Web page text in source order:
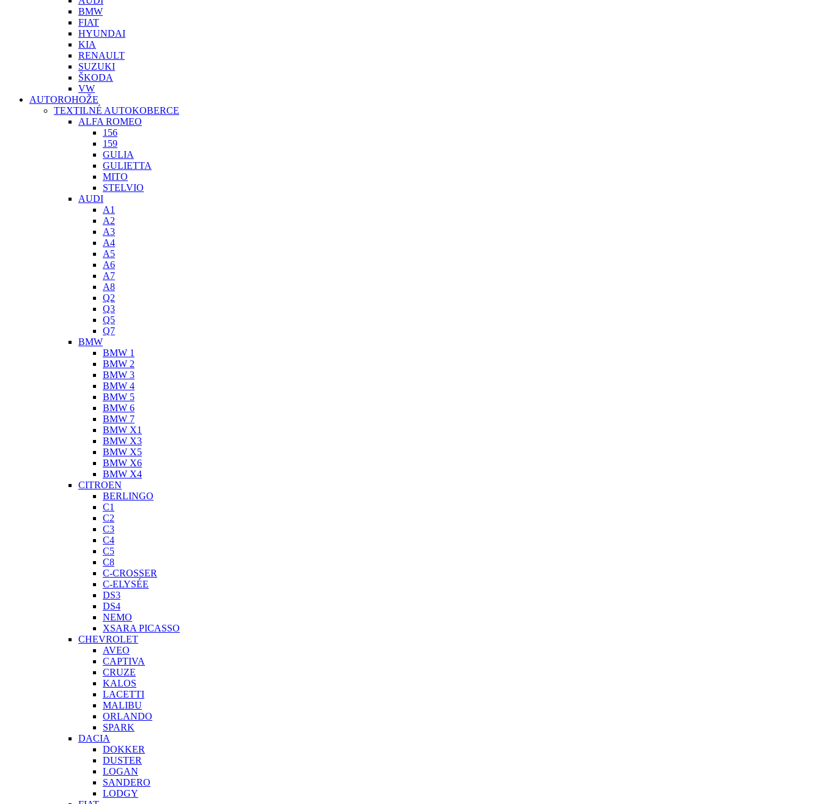
BMW
FIAT
HYUNDAI
KIA
RENAULT
SUZUKI
ŠKODA
VW
AUTOROHOŽE
TEXTILNÉ AUTOKOBERCE
ALFA ROMEO
156
159
GULIA
GULIETTA
MITO
STELVIO
AUDI
A1
A2
A3
A4
A5
A6
A7
A8
Q2
Q3
Q5
Q7
BMW
BMW 1
BMW 2
BMW 3
BMW 4
BMW 5
BMW 6
BMW 7
BMW X1
BMW X3
BMW X5
BMW X6
BMW X4
CITROEN
BERLINGO
C1
C2
C3
C4
C5
C8
C-CROSSER
C-ELYSÉE
DS3
DS4
NEMO
XSARA PICASSO
CHEVROLET
AVEO
CAPTIVA
CRUZE
KALOS
LACETTI
MALIBU
ORLANDO
SPARK
DACIA
DOKKER
DUSTER
LOGAN
SANDERO
LODGY